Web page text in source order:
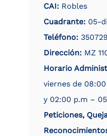
CAI: Robles
Cuadrante: 05-
Teléfono:
Dirección: MZ
Horario
viernes de
y 02:00 p.m –
Peticiones,